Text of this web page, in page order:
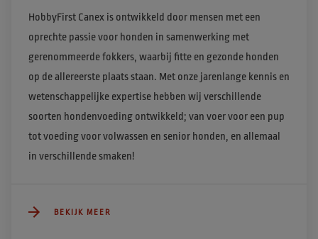
HobbyFirst Canex is ontwikkeld door mensen met een
oprechte passie voor honden in samenwerking met
gerenommeerde fokkers, waarbij fitte en gezonde honden
op de allereerste plaats staan. Met onze jarenlange kennis en
wetenschappelijke expertise hebben wij verschillende
soorten hondenvoeding ontwikkeld; van voer voor een pup
tot voeding voor volwassen en senior honden, en allemaal
in verschillende smaken!
BEKIJK MEER